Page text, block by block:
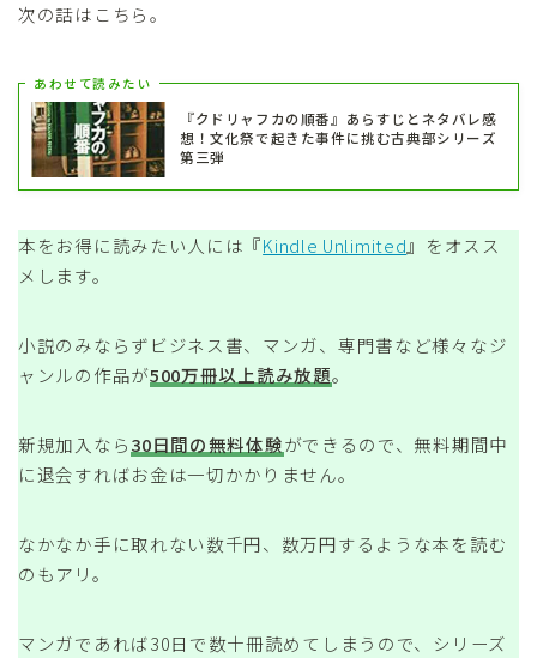
次の話はこちら。
あわせて読みたい
『クドリャフカの順番』あらすじとネタバレ感
想！文化祭で起きた事件に挑む古典部シリーズ
第三弾
本をお得に読みたい人には『Kindle Unlimited』をオスス
メします。
小説のみならずビジネス書、マンガ、専門書など様々なジ
ャンルの作品が500万冊以上読み放題。
新規加入なら30日間の無料体験ができるので、無料期間中
に退会すればお金は一切かかりません。
なかなか手に取れない数千円、数万円するような本を読む
のもアリ。
マンガであれば30日で数十冊読めてしまうので、シリーズ